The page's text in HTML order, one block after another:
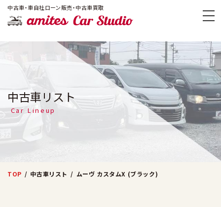
!-- Google Tag Manager -->
中古車・車自社ローン販売・中古車買取
amites Car
中古車リスト
Car Lineup
TOP 中古車リスト ムーヴ カスタムX (ブラック)